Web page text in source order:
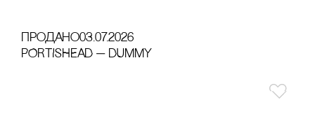
продано03.07.2026
PORTISHEAD — DUMMY